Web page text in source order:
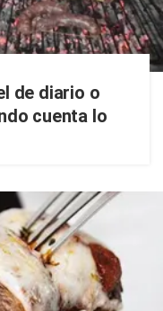
de diario o
cuenta lo